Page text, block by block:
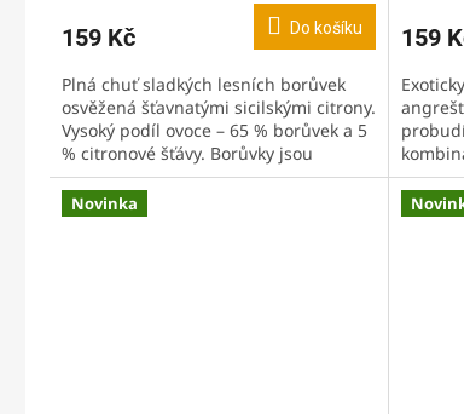
z
z
159 Kč Do košíku
Plná chuť sladkých lesních borůvek
osvěžená šťavnatými sicilskými citrony.
Vysoký podíl ovoce – 65 % borůvek a 5
% citronové šťávy. Borůvky jsou
přirozeným zdrojem...
159
Novinka